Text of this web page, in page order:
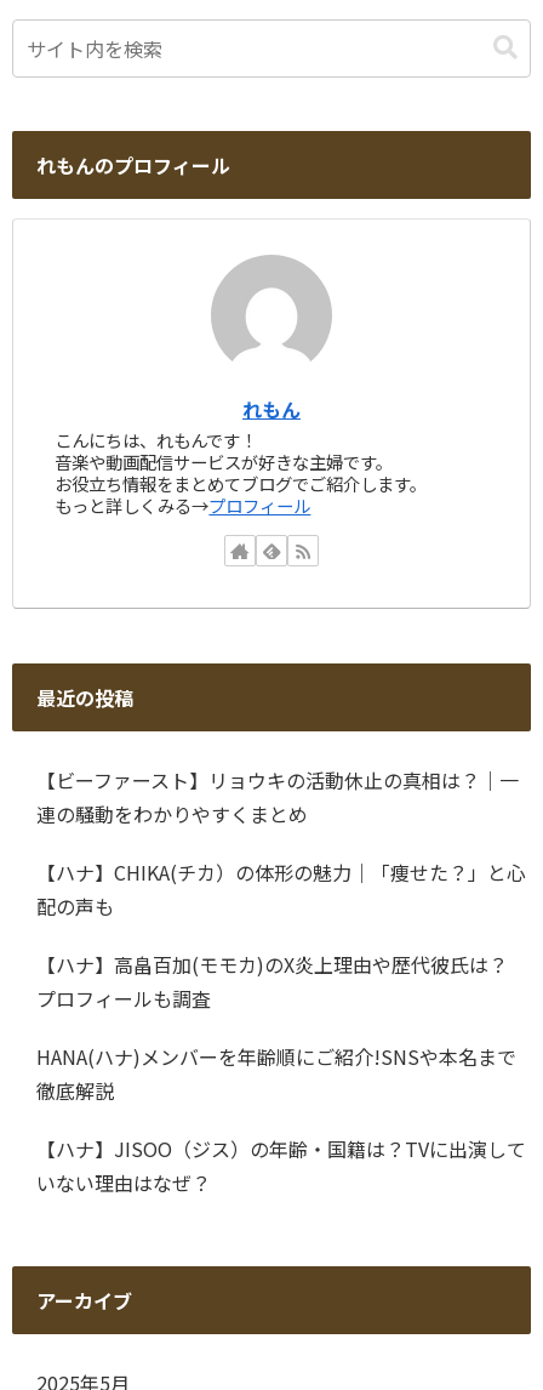
れもんのプロフィール
れもん
こんにちは、れもんです！
音楽や動画配信サービスが好きな主婦です。
お役立ち情報をまとめてブログでご紹介します。
もっと詳しくみる→プロフィール
最近の投稿
【ビーファースト】リョウキの活動休止の真相は？｜一
連の騒動をわかりやすくまとめ
【ハナ】CHIKA(チカ）の体形の魅力｜「痩せた？」と心
配の声も
【ハナ】高畠百加(モモカ)のX炎上理由や歴代彼氏は？
プロフィールも調査
HANA(ハナ)メンバーを年齢順にご紹介!SNSや本名まで
徹底解説
【ハナ】JISOO（ジス）の年齢・国籍は？TVに出演して
いない理由はなぜ？
アーカイブ
2025年5月